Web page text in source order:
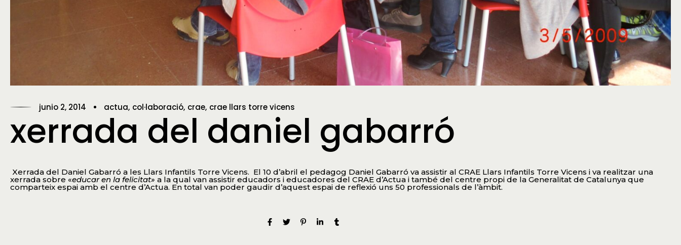
junio 2, 2014 actua col·laboració crae crae llars torre vicens
xerrada del daniel gabarró
Xerrada del Daniel Gabarró a les Llars Infantils Torre Vicens. El 10 d’abril el pedagog Daniel Gabarró va assistir al CRAE Llars Infantils Torre Vicens i va realitzar una
xerrada sobre «educar en la felicitat» a la qual van assistir educadors i educadores del CRAE d’Actua i també del centre propi de la Generalitat de Catalunya que
comparteix espai amb el centre d’Actua. En total van poder gaudir d’aquest espai de reflexió uns 50 professionals de l’àmbit.